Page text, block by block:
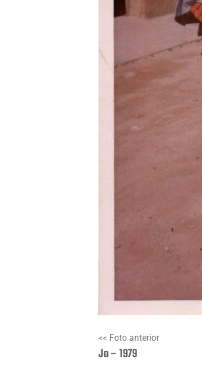
<< Foto anterior
Jo – 1979